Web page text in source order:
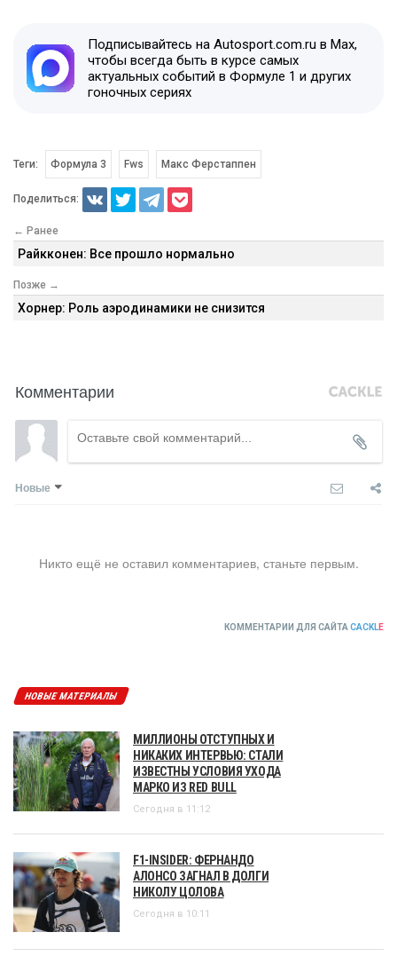
Подписывайтесь на Autosport.com.ru в Max,
чтобы всегда быть в курсе самых
актуальных событий в Формуле 1 и других
гоночных сериях
Теги: Формула 3 Fws Макс Ферстаппен
Поделиться:
← Ранее
Райкконен: Все прошло нормально
Позже →
Хорнер: Роль аэродинамики не снизится
Комментарии
Новые
Никто ещё не оставил комментариев, станьте первым.
КОММЕНТАРИИ ДЛЯ САЙТА CACKLE
НОВЫЕ МАТЕРИАЛЫ
МИЛЛИОНЫ ОТСТУПНЫХ И
НИКАКИХ ИНТЕРВЬЮ: СТАЛИ
ИЗВЕСТНЫ УСЛОВИЯ УХОДА
МАРКО ИЗ RED BULL
Сегодня в 11:12
F1-INSIDER: ФЕРНАНДО
АЛОНСО ЗАГНАЛ В ДОЛГИ
НИКОЛУ ЦОЛОВА
Сегодня в 10:11